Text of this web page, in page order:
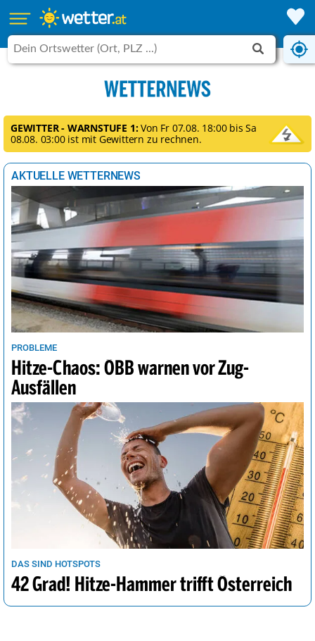
GEWITTER - WARNSTUFE 1:Von Fr 07.08. 18:00 bis Sa
08.08. 03:00 ist mit Gewittern zu rechnen.
AKTUELLE WETTERNEWS
PROBLEME
Hitze-Chaos: ÖBB warnen vor Zug-
Ausfällen
DAS SIND HOTSPOTS
42 Grad! Hitze-Hammer trifft Österreich